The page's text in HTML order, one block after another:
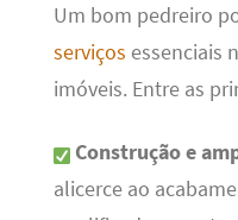
Um bom pedreiro
serviços essenciais
imóveis. Entre as
Construção e
alicerce ao